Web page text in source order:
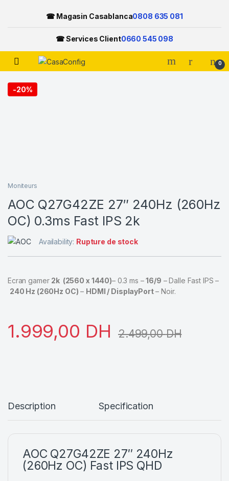
☎ Magasin Casablanca0808 635 081
☎ Services Client0660 545 098
Open 0
-20%
Moniteurs
AOC Q27G42ZE 27″ 240Hz (260Hz
OC) 0.3ms Fast IPS 2k
Availability: Rupture de stock
Ecran gamer 2k (2560 x 1440)– 0.3 ms –16/9 – Dalle Fast IPS –
240 Hz (260Hz OC) – HDMI / DisplayPort– Noir.
1.999,00 DH 2.499,00DH
Description Specification
AOC Q27G42ZE 27″ 240Hz
(260Hz OC) Fast IPS QHD